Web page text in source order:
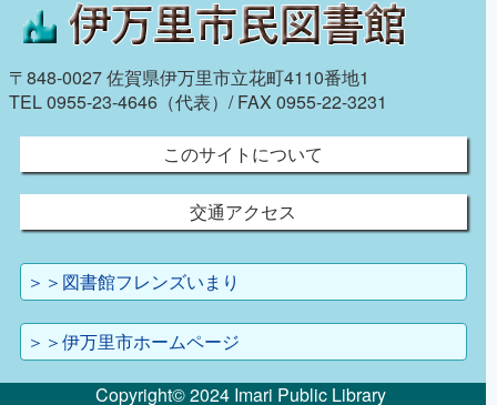
〒848-0027 佐賀県伊万里市立花町4110番地1
TEL 0955-23-4646（代表）/ FAX 0955-22-3231
このサイトについて
交通アクセス
＞＞図書館フレンズいまり
＞＞伊万里市ホームページ
Copyright© 2024 Imari Public Library